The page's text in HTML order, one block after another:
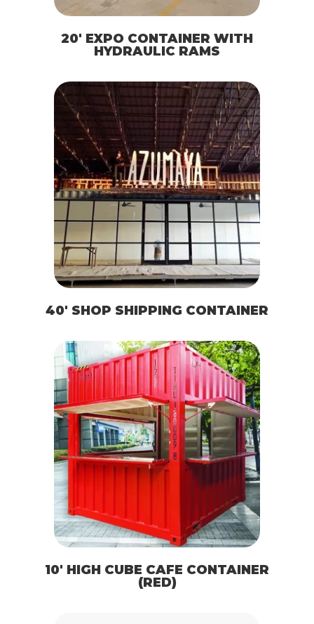
20′ EXPO CONTAINER WITH
HYDRAULIC RAMS
40′ SHOP SHIPPING CONTAINER
10′ HIGH CUBE CAFE CONTAINER
(RED)